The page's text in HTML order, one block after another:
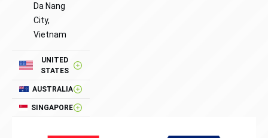
Da Nang
City,
Vietnam
UNITED
STATES
AUSTRALIA
SINGAPORE